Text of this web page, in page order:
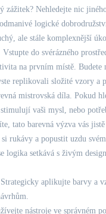
zážitek? Nehledejte nic
logické
ale stále komplexnější
do svérázného
na prvním místě. Budete
replikovali složité vzory a
mistrovská díla. Pokud
vaši mysl, nebo
tato barevná výzva vás jistě
rukávy a popustit uzdu
logika setkává s živým
Strategicky aplikujte barvy a
nástroje ve správném